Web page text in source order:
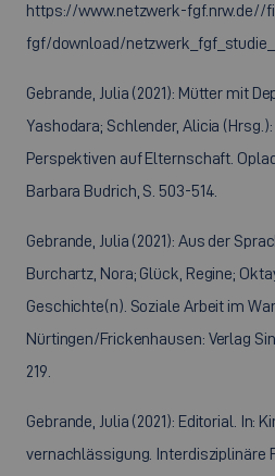
https://www.netzwerk-fgf.nrw.de//
fgf/download/
Gebrande, Julia (2021): Mütter mit
Yashodara; Schlender, Alicia
Perspektiven auf Elternschaft.
Barbara Budrich, S. 503-514.
Gebrande, Julia (2021): Aus der
Burchartz, Nora; Glück, Regine;
Geschichte(n). Soziale Arbeit im
Nürtingen/Frickenhausen: Verlag
219.
Gebrande, Julia (2021): Editorial. In:
vernachlässigung. Interdisziplinäre